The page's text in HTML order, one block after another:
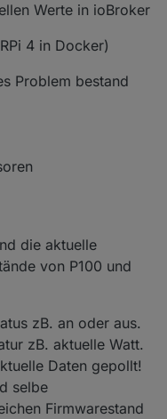
Werte in ioBroker
4 in Docker)
Problem bestand
die aktuelle
von P100 und
zB. an oder aus.
zB. aktuelle Watt.
Daten gepollt!
selbe
Firmwarestand